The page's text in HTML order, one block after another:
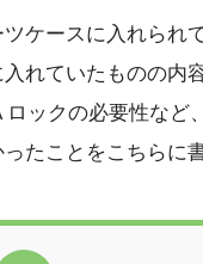
ツケースに入れられ
れていたものの内容
ロックの必要性など、
ったことをこちらに